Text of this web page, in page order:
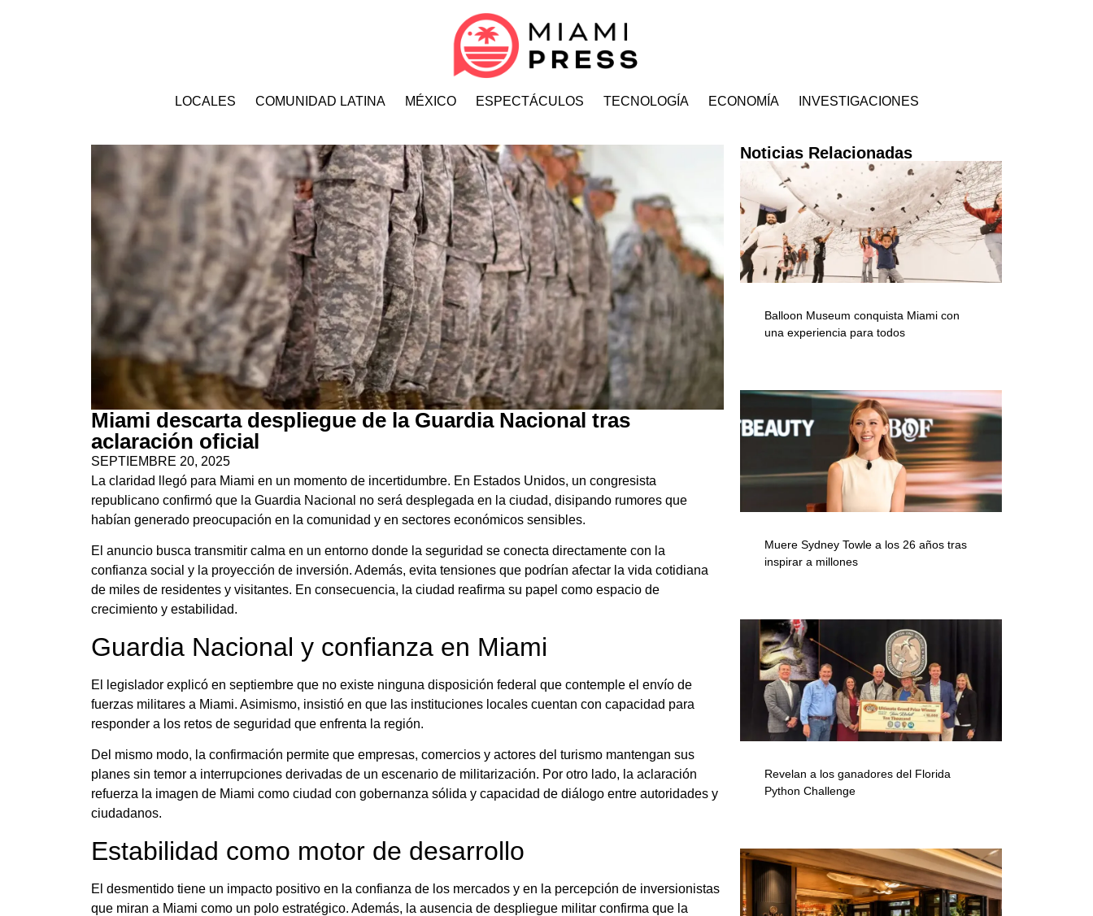
LOCALES COMUNIDAD LATINA MÉXICO ESPECTÁCULOS TECNOLOGÍA ECONOMÍA INVESTIGACIONES
Miami descarta despliegue de la Guardia Nacional tras
aclaración oficial
SEPTIEMBRE 20, 2025
La claridad llegó para Miami en un momento de incertidumbre. En Estados Unidos, un congresista
republicano confirmó que la Guardia Nacional no será desplegada en la ciudad, disipando rumores que
habían generado preocupación en la comunidad y en sectores económicos sensibles.
El anuncio busca transmitir calma en un entorno donde la seguridad se conecta directamente con la
confianza social y la proyección de inversión. Además, evita tensiones que podrían afectar la vida cotidiana
de miles de residentes y visitantes. En consecuencia, la ciudad reafirma su papel como espacio de
crecimiento y estabilidad.
Guardia Nacional y confianza en Miami
El legislador explicó en septiembre que no existe ninguna disposición federal que contemple el envío de
fuerzas militares a Miami. Asimismo, insistió en que las instituciones locales cuentan con capacidad para
responder a los retos de seguridad que enfrenta la región.
Del mismo modo, la confirmación permite que empresas, comercios y actores del turismo mantengan sus
planes sin temor a interrupciones derivadas de un escenario de militarización. Por otro lado, la aclaración
refuerza la imagen de Miami como ciudad con gobernanza sólida y capacidad de diálogo entre autoridades y
ciudadanos.
Estabilidad como motor de desarrollo
El desmentido tiene un impacto positivo en la confianza de los mercados y en la percepción de inversionistas
que miran a Miami como un polo estratégico. Además, la ausencia de despliegue militar confirma que la
Noticias Relacionadas
Balloon Museum conquista Miami con
una experiencia para todos
Muere Sydney Towle a los 26 años tras
inspirar a millones
Revelan a los ganadores del Florida
Python Challenge